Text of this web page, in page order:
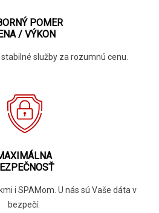
POMER
/ VÝKON
služby za rozumnú cenu.
i SPAMom. U nás sú Vaše dáta v
bezpečí.